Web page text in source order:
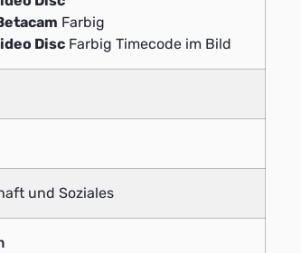
Farbig
Disc Farbig Timecode im Bild
und Soziales